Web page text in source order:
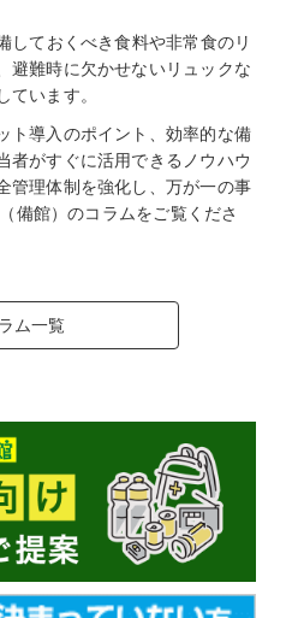
しておくべき食料や非常食のリ
避難時に欠かせないリュックな
ています。
ト導入のポイント、効率的な備
者がすぐに活用できるノウハウ
管理体制を強化し、万が一の事
備館）のコラムをご覧くださ
ム一覧